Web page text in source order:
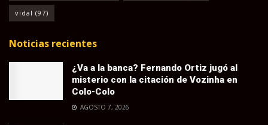
vidal (97)
Noticias recientes
¿Va a la banca? Fernando Ortiz jugó al
misterio con la citación de Vozinha en
Colo-Colo
AGOSTO 7, 2026